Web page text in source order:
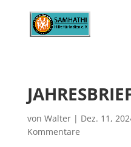
von Walter| Dez. 11,
Kommentare